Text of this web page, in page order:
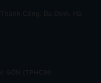
GÒN (TPHCM)